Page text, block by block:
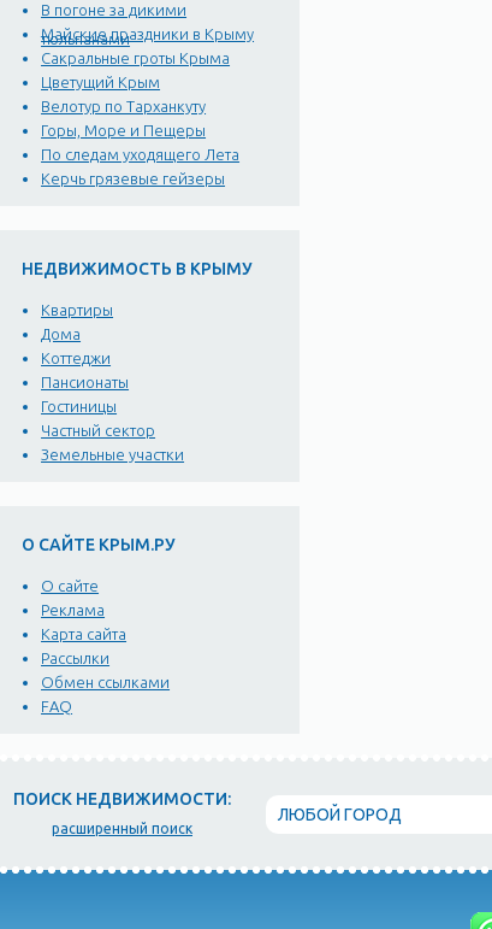
В погоне за дикими
тюльпанами
Майские праздники в Крыму
Сакральные гроты Крыма
Цветущий Крым
Велотур по Тарханкуту
Горы, Море и Пещеры
По следам уходящего Лета
Керчь грязевые гейзеры
НЕДВИЖИМОСТЬ В КРЫМУ
Квартиры
Дома
Коттеджи
Пансионаты
Гостиницы
Частный сектор
Земельные участки
О САЙТЕ КРЫМ.РУ
О сайте
Реклама
Карта сайта
Рассылки
Обмен ссылками
FAQ
ПОИСК НЕДВИЖИМОСТИ:
расширенный поиск
ЛЮБОЙ ГОРОД